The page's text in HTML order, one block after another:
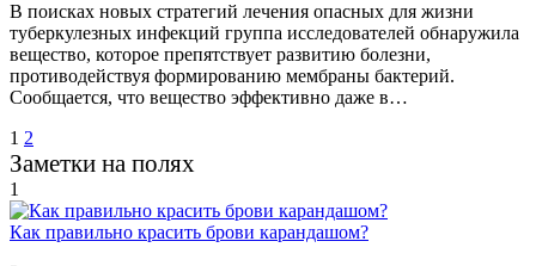
В поисках новых стратегий лечения опасных для жизни
туберкулезных инфекций группа исследователей обнаружила
вещество, которое препятствует развитию болезни,
противодействуя формированию мембраны бактерий.
Сообщается, что вещество эффективно даже в…
Пагинация
записей
1 2
Заметки на полях
1
Как правильно красить брови карандашом?